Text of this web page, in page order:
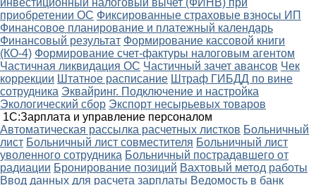
инвестиционный налоговый вычет (ФИНВ) при
приобретении ОС Фиксированные страховые взносы ИП
Финансовое планирование и платежный календарь
Финансовый результат Формирование кассовой книги
(КО-4) Формирование счет-фактуры налоговым агентом
Частичная ликвидация ОС Частичный зачет авансов Чек
коррекции Штатное расписание Штраф ГИБДД по вине
сотрудника Эквайринг. Подключение и настройка
Экологический сбор Экспорт несырьевых товаров
1С:Зарплата и управление персоналом
Автоматическая рассылка расчетных листков Больничный
лист Больничный лист совместителя Больничный лист
уволенного сотрудника Больничный пострадавшего от
радиации Бронирование позиций Вахтовый метод работы
Ввод данных для расчета зарплаты Ведомость в банк